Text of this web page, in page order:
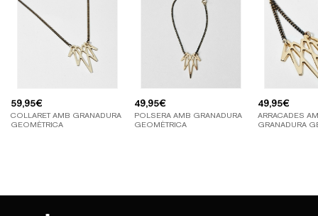
59,95€
COLLARET AMB GRANADURA
GEOMÈTRICA
49,95€
POLSERA AMB GRANADURA
GEOMÈTRICA
49,95€
ARRACADES
GRANADURA